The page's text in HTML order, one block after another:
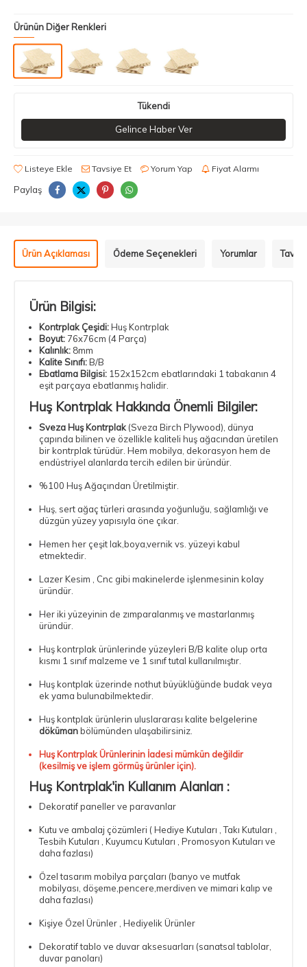
Ürünün Diğer Renkleri
Tükendi
Gelince Haber Ver
Listeye Ekle Tavsiye Et Yorum Yap Fiyat Alarmı
Paylaş
Ürün Açıklaması Ödeme Seçenekleri Yorumlar
Ürün Bilgisi:
Kontrplak Çeşidi:Huş Kontrplak
Boyut: 76x76cm (4 Parça)
Kalınlık: 8mm
Kalite Sınıfı:B/B
Ebatlama Bilgisi: 152x152cm ebatlarındaki 1 tabakanın 4
eşit parçaya ebatlanmış halidir.
Huş Kontrplak Hakkında Önemli Bilgiler:
SvezaHuş Kontrplak (Sveza Birch Plywood), dünya
çapında bilinen ve özellikle kaliteli huş ağacından üretilen
bir kontrplak türüdür. Hem mobilya, dekorasyon hem de
endüstriyel alanlarda tercih edilen bir üründür.
%100 Huş Ağaçından Üretilmiştir.
Huş, sert ağaç türleri arasında yoğunluğu, sağlamlığı ve
düzgün yüzey yapısıyla öne çıkar.
Hemen her çeşit lak,boya,vernik vs. yüzeyi kabul
etmektedir.
Lazer Kesim , Cnc gibi makinelerde işlenmesinin kolay
üründür.
Her iki yüzeyinin de zımparalanmış ve mastarlanmış
üründür.
Huş kontrplak ürünlerinde yüzeyleri B/B kalite olup orta
kısmı 1 sınıf malzeme ve 1 sınıf tutal kullanılmıştır.
Huş kontplak üzerinde nothut büyüklüğünde budak veya
ek yama bulunabilmektedir.
Huş kontplak ürünlerin uluslararası kalite belgelerine
dökümanbölümünden ulaşabilirsiniz.
Huş Kontrplak Ürünlerinin İadesi mümkün değildir
(kesilmiş ve işlem görmüş ürünler için).
Huş Kontrplak'in Kullanım Alanları :
Dekoratif paneller ve paravanlar
Kutu ve ambalaj çözümleri ( Hediye Kutuları , Takı Kutuları ,
Tesbih Kutuları , Kuyumcu Kutuları , Promosyon Kutuları ve
daha fazlası)
Özel tasarım mobilya parçaları (banyo ve mutfak
mobilyası, döşeme,pencere,merdiven ve mimari kalıp ve
daha fazlası)
Kişiye Özel Ürünler , Hediyelik Ürünler
Dekoratif tablo ve duvar aksesuarları (sanatsal tablolar,
duvar panoları)